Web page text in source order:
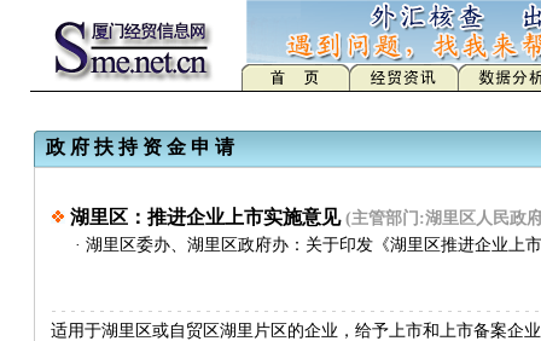
政 府 扶 持 资 金 申 请
湖里区：推进企业上市实施意见 (主管部门:湖里区人民政
· 湖里区委办、湖里区政府办：关于印发《湖里区推进企业上
适用于湖里区或自贸区湖里片区的企业，给予上市和上市备案企